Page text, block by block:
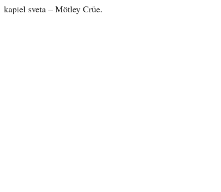
kapiel sveta – Mötley Crüe.